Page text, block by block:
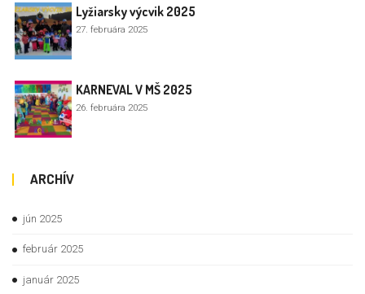
Lyžiarsky výcvik 2025
27. februára 2025
KARNEVAL V MŠ 2025
26. februára 2025
ARCHÍV
jún 2025
február 2025
január 2025